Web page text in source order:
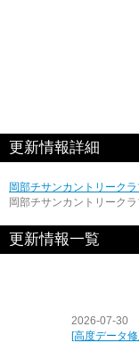
更新情報詳細
岡部チサンカントリーク
岡部チサンカントリーク
更新情報一覧
2026-07-30
[高度データ